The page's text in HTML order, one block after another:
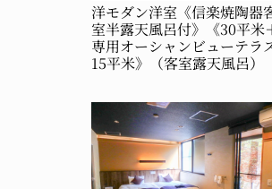
洋モダン洋室《信楽焼陶器
室半露天風呂付》《30平米
専用オーシャンビューテラ
15平米》（客室露天風呂）